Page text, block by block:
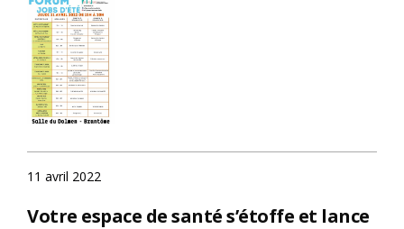
11 avril 2022
Votre espace de santé s’étoffe et lance